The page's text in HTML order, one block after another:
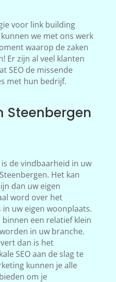
voor link building
we met ons werk
waarop de zaken
Er zijn al veel klanten
SEO de missende
met hun bedrijf.
Steenbergen
is de vindbaarheid in uw
Het kan
dan uw eigen
word over het
uw eigen woonplaats.
binnen een relatief klein
in uw branche.
dan is het
SEO aan de slag te
kunnen je alle
om je